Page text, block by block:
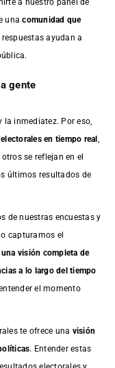
a nuestro panel de
unacomunidad que
respuestas ayudan a
gente
la inmediatez. Por eso,
en tiempo real ,
se reflejan en el
últimos resultados de
de nuestras encuestasy
capturamos el
visión completa de
a lo largo del tiempo
el momento
te ofrece una visión
. Entender estas